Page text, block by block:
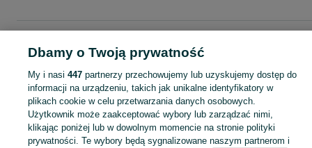
Pajacyki - Radzionków
KATEGORIA
ubranko do chrztu dla chłopca , ubranko do chrztu dla dziewczynki ,ubranko
Zobacz
Dbamy o Twoją prywatność
My i nasi 447partnerzy przechowujemy lub uzyskujemy dostęp do
informacji na urządzeniu, takich jak unikalne identyfikatory w
plikach cookie w celu przetwarzania danych osobowych.
Użytkownik może zaakceptować wybory lub zarządzać nimi,
klikając poniżej lub w dowolnym momencie na stronie polityki
prywatności. Te wybory będą sygnalizowane naszym partnerom i